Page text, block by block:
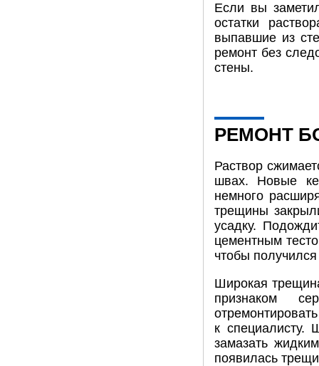
Если вы
остатки
выпавшие из
ремонт без
стены.
РЕМОНТ
Раствор
швах. Новые
немного
трещины
усадку.
цементным
чтобы
Широкая
признаком
к специалисту.
замазать
появилась